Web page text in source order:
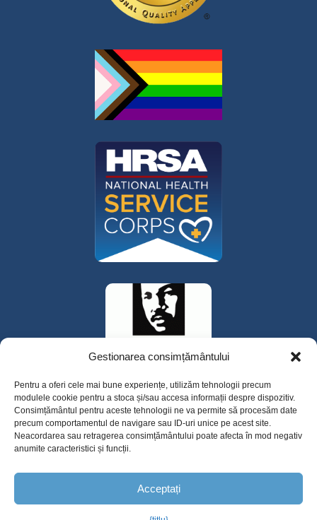
Gestionarea consimțământului
Pentru a oferi cele mai bune experiențe, utilizăm tehnologii precum
modulele cookie pentru a stoca și/sau accesa informații despre dispozitiv.
Consimțământul pentru aceste tehnologii ne va permite să procesăm date
precum comportamentul de navigare sau ID-uri unice pe acest site.
Neacordarea sau retragerea consimțământului poate afecta în mod negativ
anumite caracteristici și funcții.
Acceptați
325 W Gowe Street, Kent, Washington 98032
Copyright 2025 Valley Cities Behavioral
Health Care